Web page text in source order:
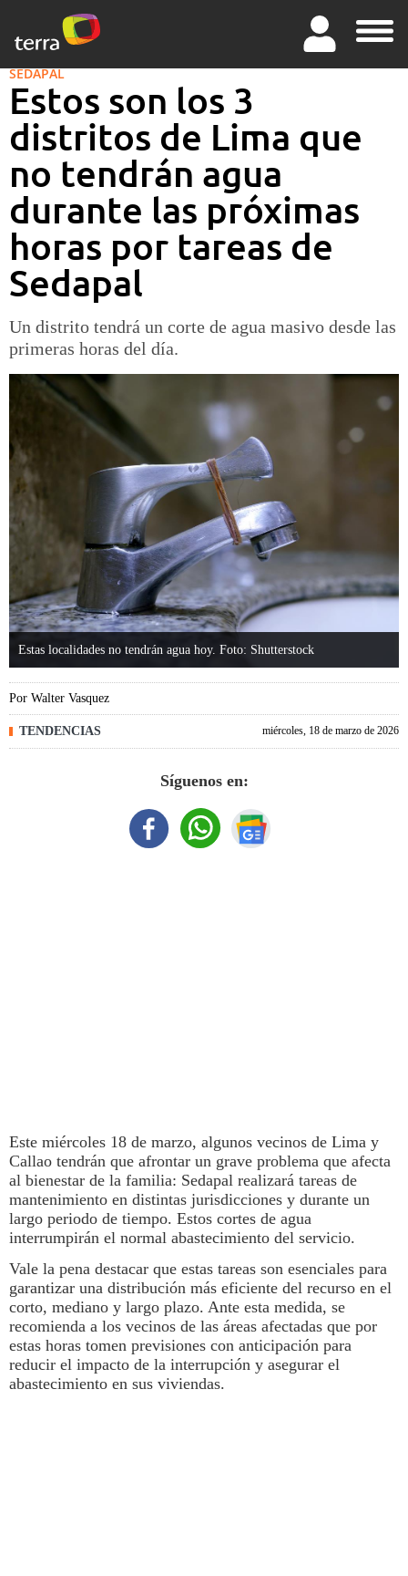
SEDAPAL
Estos son los 3
distritos de Lima que
no tendrán agua
durante las próximas
horas por tareas de
Sedapal
Un distrito tendrá un corte de agua masivo desde las
primeras horas del día.
Estas localidades no tendrán agua hoy. Foto: Shutterstock
TENDENCIAS
Por Walter Vasquez
miércoles, 18 de marzo de 2026
Síguenos en:
Este miércoles 18 de marzo, algunos vecinos de Limay
Callao tendrán que afrontar un grave problema que afecta
al bienestar de la familia: Sedapalrealizará tareas de
mantenimiento en distintas jurisdicciones y durante un
largo periodo de tiempo. Estos cortes de agua
interrumpirán el normal abastecimiento del servicio.
Vale la pena destacar que estas tareas son esenciales para
garantizar una distribución más eficiente del recurso en el
corto, mediano y largo plazo. Ante esta medida, se
recomienda a los vecinos de las áreas afectadas que por
estas horas tomen previsiones con anticipación para
reducir el impacto de la interrupción y asegurar el
abastecimiento en sus viviendas.